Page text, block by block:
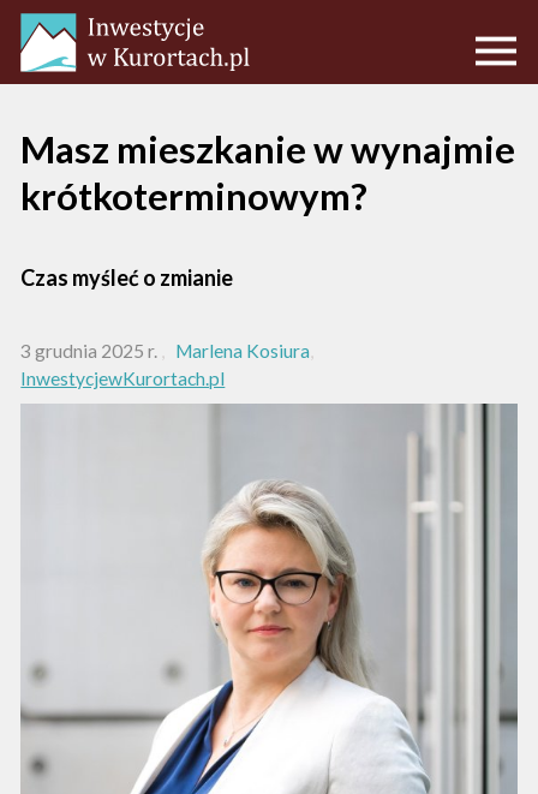
Masz mieszkanie w wynajmie
krótkoterminowym?
Czas myśleć o zmianie
3 grudnia 2025 r.
Marlena Kosiura
InwestycjewKurortach.pl